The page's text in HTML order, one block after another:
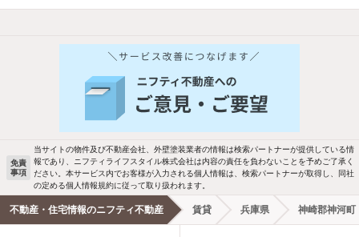
他の人はこんな条件で絞り込んでいます！
バス・トイレ別 2階以上
洗濯機置場あり 独立洗面台
エアコンあり 都市ガス
新着物件メール通知
検索中の条件の新着物件情報をいち早く
新着メール通知を受け取る
免責
事項
当サイトの物件及び不動産会社、外壁塗装業者の情報は検索パートナーが提供している情
報であり、ニフティライフスタイル株式会社は内容の責任を負わないことを予めご了承く
ださい。本サービス内でお客様が入力される個人情報は、検索パートナーが取得し、同社
の定める個人情報規約に従って取り扱われます。
不動産・住宅情報のニフティ不動産 賃貸 兵庫県 神崎郡神河町